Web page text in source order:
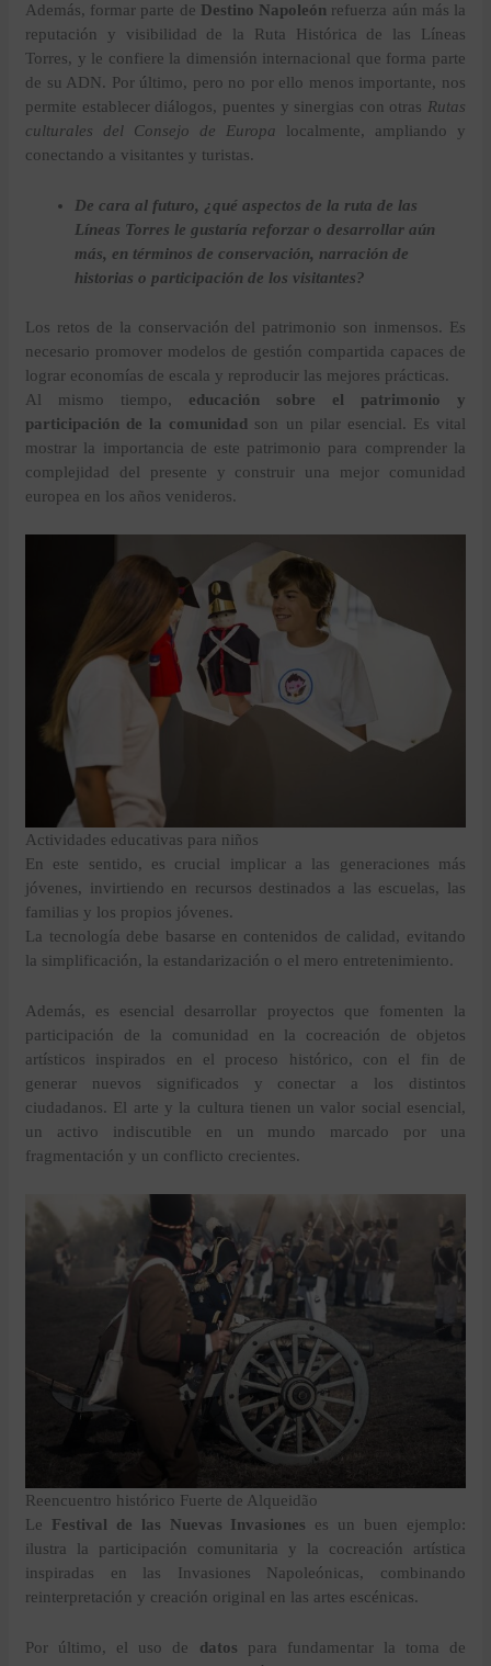
Además, formar parte de Destino Napoleón refuerza aún más la
reputación y visibilidad de la Ruta Histórica de las Líneas
Torres, y le confiere la dimensión internacional que forma parte
de su ADN. Por último, pero no por ello menos importante, nos
permite establecer diálogos, puentes y sinergias con otras Rutas
culturales del Consejo de Europa localmente, ampliando y
conectando a visitantes y turistas.
De cara al futuro, ¿qué aspectos de la ruta de las
Líneas Torres le gustaría reforzar o desarrollar aún
más, en términos de conservación, narración de
historias o participación de los visitantes?
Los retos de la conservación del patrimonio son inmensos. Es
necesario promover modelos de gestión compartida capaces de
lograr economías de escala y reproducir las mejores prácticas.
Al mismo tiempo, educación sobre el patrimonio y
participación de la comunidad son un pilar esencial. Es vital
mostrar la importancia de este patrimonio para comprender la
complejidad del presente y construir una mejor comunidad
europea en los años venideros.
Actividades educativas para niños
En este sentido, es crucial implicar a las generaciones más
jóvenes, invirtiendo en recursos destinados a las escuelas, las
familias y los propios jóvenes.
La tecnología debe basarse en contenidos de calidad, evitando
la simplificación, la estandarización o el mero entretenimiento.
Además, es esencial desarrollar proyectos que fomenten la
participación de la comunidad en la cocreación de objetos
artísticos inspirados en el proceso histórico, con el fin de
generar nuevos significados y conectar a los distintos
ciudadanos. El arte y la cultura tienen un valor social esencial,
un activo indiscutible en un mundo marcado por una
fragmentación y un conflicto crecientes.
Reencuentro histórico Fuerte de Alqueidão
Le Festival de las Nuevas Invasiones es un buen ejemplo:
ilustra la participación comunitaria y la cocreación artística
inspiradas en las Invasiones Napoleónicas, combinando
reinterpretación y creación original en las artes escénicas.
Por último, el uso de datos para fundamentar la toma de